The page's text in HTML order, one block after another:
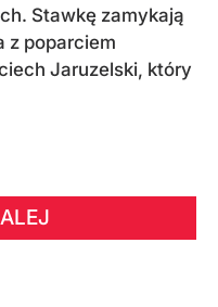
Stawkę zamykają
z poparciem
Jaruzelski, który